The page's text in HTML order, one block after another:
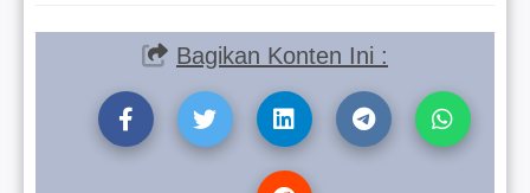
Bagikan Konten Ini :